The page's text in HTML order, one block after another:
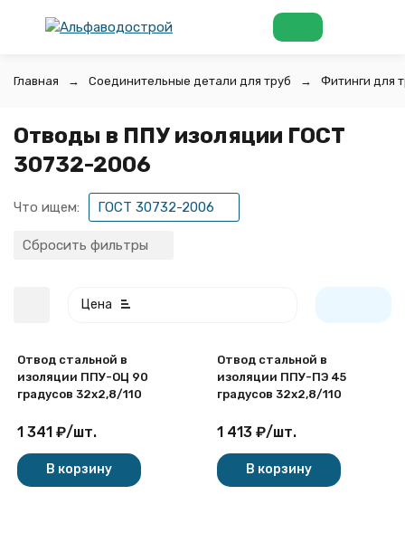
Главная Соединительные детали для труб Фитинги для
Отводы в ППУ изоляции ГОСТ
30732-2006
Что ищем: ГОСТ 30732-2006
Сбросить фильтры
Цена
Отвод стальной в
изоляции ППУ-ОЦ 90
градусов 32х2,8/110
1 341 ₽/шт.
В корзину
Отвод стальной в
изоляции ППУ-ПЭ 45
градусов 32х2,8/110
1 413 ₽/шт.
В корзину